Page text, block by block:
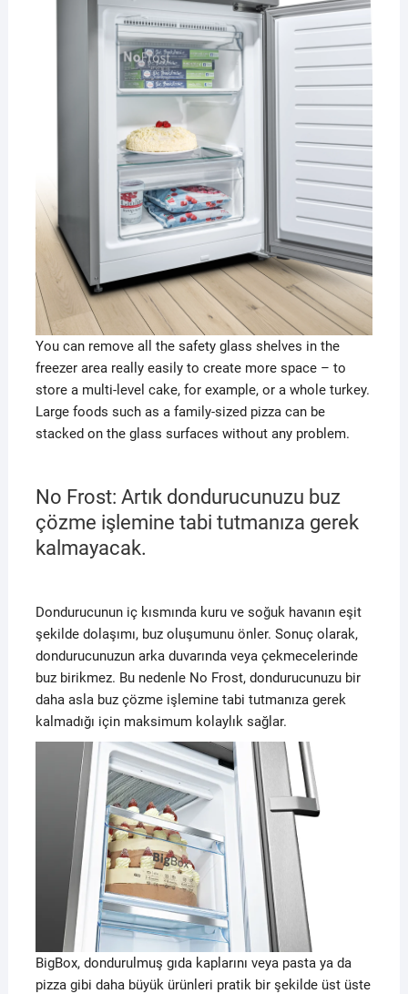
You can remove all the safety glass shelves in the
freezer area really easily to create more space – to
store a multi-level cake, for example, or a whole turkey.
Large foods such as a family-sized pizza can be
stacked on the glass surfaces without any problem.
No Frost: Artık dondurucunuzu buz
çözme işlemine tabi tutmanıza gerek
kalmayacak.
Dondurucunun iç kısmında kuru ve soğuk havanın eşit
şekilde dolaşımı, buz oluşumunu önler. Sonuç olarak,
dondurucunuzun arka duvarında veya çekmecelerinde
buz birikmez. Bu nedenle No Frost, dondurucunuzu bir
daha asla buz çözme işlemine tabi tutmanıza gerek
kalmadığı için maksimum kolaylık sağlar.
BigBox, dondurulmuş gıda kaplarını veya pasta ya da
pizza gibi daha büyük ürünleri pratik bir şekilde üst üste